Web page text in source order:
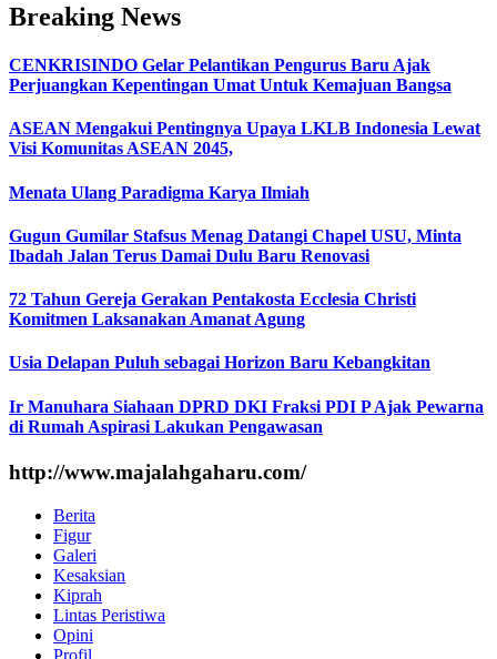
Breaking News
CENKRISINDO Gelar Pelantikan Pengurus Baru Ajak
Perjuangkan Kepentingan Umat Untuk Kemajuan Bangsa
ASEAN Mengakui Pentingnya Upaya LKLB Indonesia Lewat
Visi Komunitas ASEAN 2045,
Menata Ulang Paradigma Karya Ilmiah
Gugun Gumilar Stafsus Menag Datangi Chapel USU, Minta
Ibadah Jalan Terus Damai Dulu Baru Renovasi
72 Tahun Gereja Gerakan Pentakosta Ecclesia Christi
Komitmen Laksanakan Amanat Agung
Usia Delapan Puluh sebagai Horizon Baru Kebangkitan
Ir Manuhara Siahaan DPRD DKI Fraksi PDI P Ajak Pewarna
di Rumah Aspirasi Lakukan Pengawasan
http://www.majalahgaharu.com/
Berita
Figur
Galeri
Kesaksian
Kiprah
Lintas Peristiwa
Opini
Profil